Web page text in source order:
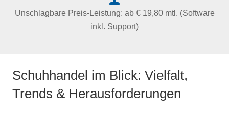
Unschlagbare Preis-Leistung: ab € 19,80 mtl. (Software
inkl. Support)
Schuhhandel im Blick: Vielfalt,
Trends & Herausforderungen